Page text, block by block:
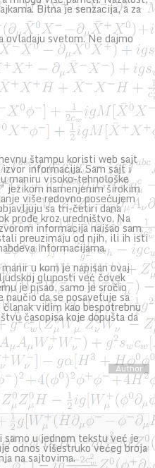
Bitna je senzacija, a za
ovladaju svetom. Ne dajmo
štampu koristi web sajt
izvor informacija. Sam sajt i
maniru visoko-tehnološke
jezikom namenjenim širokim
više redovno posećujem
sa tri-četiri dana
prođe kroz uredništvo. Na
informacija naišao sam
preuzimaju od njih, ili ih isti
informacijama.
u kom je napisan ovaj
gluposti već čovek
je pisao, samo je sročio
naučio da se posavetuje sa
vidim kao bespotrebnu
časopisa koje dopušta da
samo u jednom tekstu već je
odnos višestruko većeg broja
na sajtovima.